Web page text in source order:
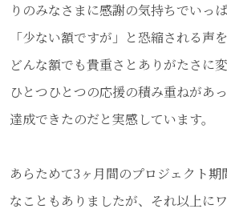
りのみなさまに感謝の気持ちでいっ
「少ない額ですが」と恐縮される声
どんな額でも貴重さとありがたさに
ひとつひとつの応援の積み重ねがあ
達成できたのだと実感しています。
あらためて3ヶ月間のプロジェクト
なこともありましたが、それ以上に